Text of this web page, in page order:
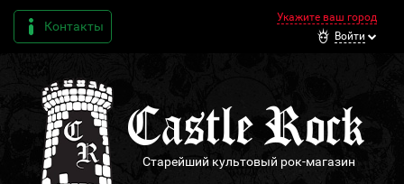
Контакты
Укажите ваш город
Войти
Старейший культовый рок-магазин